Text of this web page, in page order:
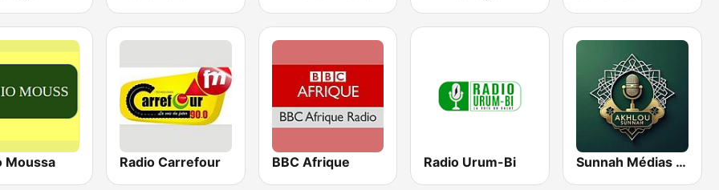
Moussa Radio Carrefour BBC Afrique Radio Urum-Bi Sunnah Médias Groupe